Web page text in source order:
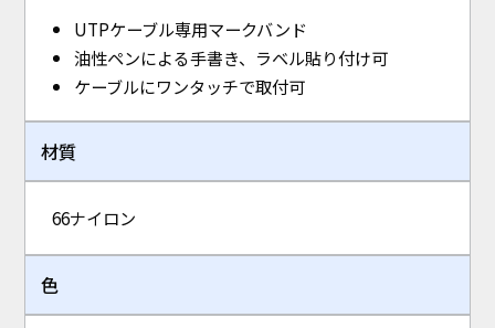
コンタミ・異物・キズ対策
静電気対策
検索
UTPケーブル専用マークバンド
油性ペンによる手書き、ラベル貼り付け可
ケーブルにワンタッチで取付可
材質
66ナイロン
色